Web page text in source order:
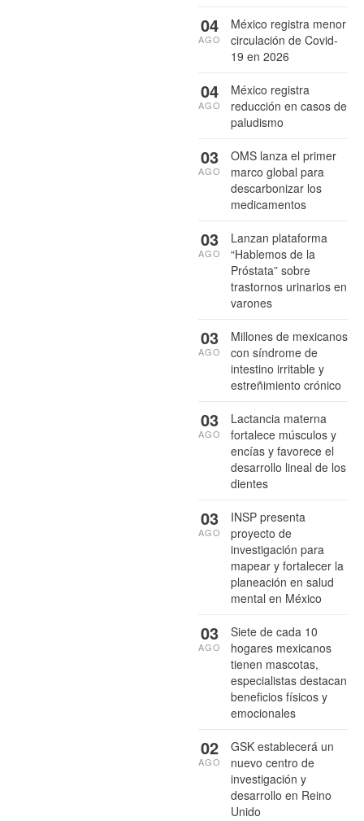
México registra menor
circulación de Covid-
19 en 2026
04
AGO
México registra
reducción en casos de
paludismo
04
AGO
OMS lanza el primer
marco global para
descarbonizar los
medicamentos
03
AGO
Lanzan plataforma
“Hablemos de la
Próstata” sobre
trastornos urinarios en
varones
03
AGO
Millones de mexicanos
con síndrome de
intestino irritable y
estreñimiento crónico
03
AGO
Lactancia materna
fortalece músculos y
encías y favorece el
desarrollo lineal de los
dientes
03
AGO
INSP presenta
proyecto de
investigación para
mapear y fortalecer la
planeación en salud
mental en México
03
AGO
Siete de cada 10
hogares mexicanos
tienen mascotas,
especialistas destacan
beneficios físicos y
emocionales
03
AGO
GSK establecerá un
nuevo centro de
investigación y
desarrollo en Reino
Unido
02
AGO